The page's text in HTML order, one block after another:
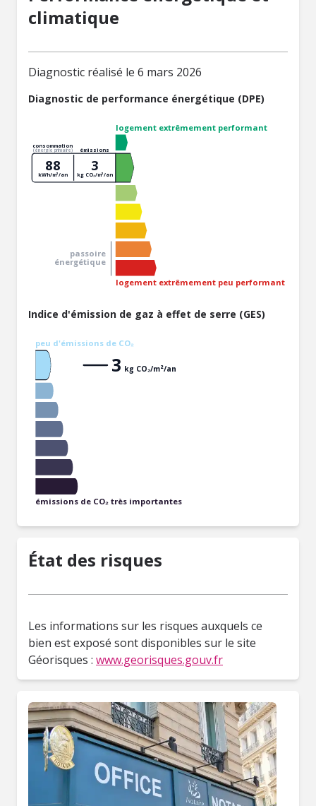
climatique
Diagnostic réalisé le 6 mars 2026
Diagnostic de performance énergétique (DPE)
logement extrêmement performant
logement extrêmement peu performant
passoire
énergétique
consommation
(énergie primaire) émissions
88
kWh/m²/an
3
kg CO₂/m²/an
Indice d'émission de gaz à effet de serre (GES)
peu d'émissions de CO₂
émissions de CO₂ très importantes
3 kg CO₂/m²/an
État des risques
Les informations sur les risques auxquels ce
bien est exposé sont disponibles sur le site
Géorisques : www.georisques.gouv.fr